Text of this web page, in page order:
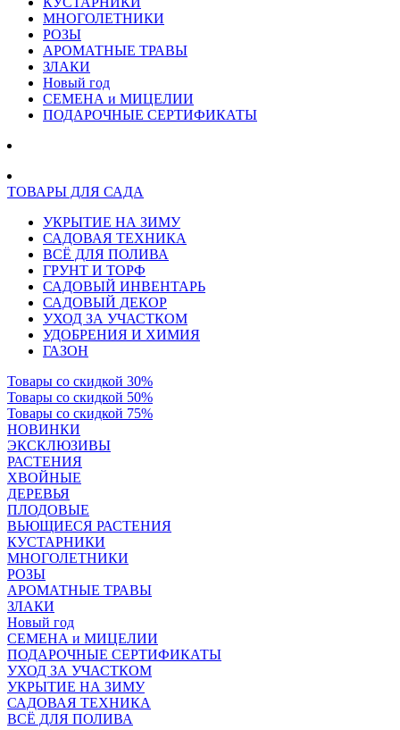
МНОГОЛЕТНИКИ
РОЗЫ
АРОМАТНЫЕ ТРАВЫ
ЗЛАКИ
Новый год
СЕМЕНА и МИЦЕЛИИ
ПОДАРОЧНЫЕ СЕРТИФИКАТЫ
ТОВАРЫ ДЛЯ САДА
УКРЫТИЕ НА ЗИМУ
САДОВАЯ ТЕХНИКА
ВСЁ ДЛЯ ПОЛИВА
ГРУНТ И ТОРФ
САДОВЫЙ ИНВЕНТАРЬ
САДОВЫЙ ДЕКОР
УХОД ЗА УЧАСТКОМ
УДОБРЕНИЯ И ХИМИЯ
ГАЗОН
Товары со скидкой 30%
Товары со скидкой 50%
Товары со скидкой 75%
НОВИНКИ
ЭКСКЛЮЗИВЫ
РАСТЕНИЯ
ХВОЙНЫЕ
ДЕРЕВЬЯ
ПЛОДОВЫЕ
ВЬЮЩИЕСЯ РАСТЕНИЯ
КУСТАРНИКИ
МНОГОЛЕТНИКИ
РОЗЫ
АРОМАТНЫЕ ТРАВЫ
ЗЛАКИ
Новый год
СЕМЕНА и МИЦЕЛИИ
ПОДАРОЧНЫЕ СЕРТИФИКАТЫ
УХОД ЗА УЧАСТКОМ
УКРЫТИЕ НА ЗИМУ
САДОВАЯ ТЕХНИКА
ВСЁ ДЛЯ ПОЛИВА